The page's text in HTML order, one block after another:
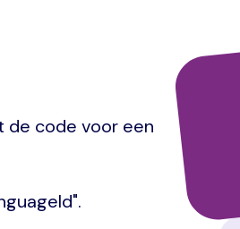
de code voor een